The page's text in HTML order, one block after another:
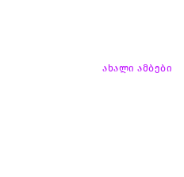
ახალი ამბები